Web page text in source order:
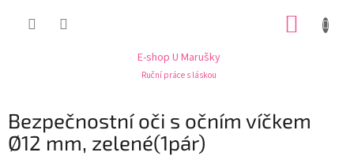
E-shop U Marušky
Ruční práce s láskou
Bezpečnostní oči s očním víčkem
Ø12 mm, zelené(1pár)